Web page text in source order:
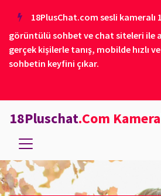
18PlusChat.com sesli kameralı
görüntülü sohbet ve chat siteleri ile
gerçek kişilerle tanış, mobilde hızlı
sohbetin keyfini çıkar.
18Pluschat.Com